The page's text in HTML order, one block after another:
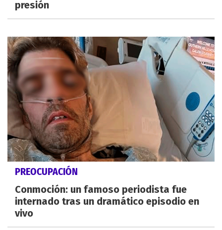
presión
PREOCUPACIÓN
Conmoción: un famoso periodista fue
internado tras un dramático episodio en
vivo